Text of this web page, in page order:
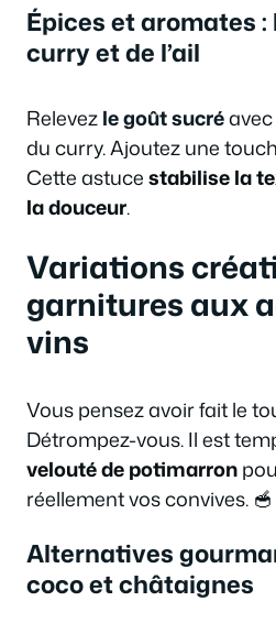
Épices et aromates
curry et de l’ail
Relevezle goût sucré
du curry. Ajoutez une
Cette astucestabilise la
la douceur.
Variations
garnitures aux
vins
Vous pensez avoir fait le
Détrompez-vous. Il est
velouté de potimarron
réellement vos convives. 🥣
Alternatives
coco et châtaignes